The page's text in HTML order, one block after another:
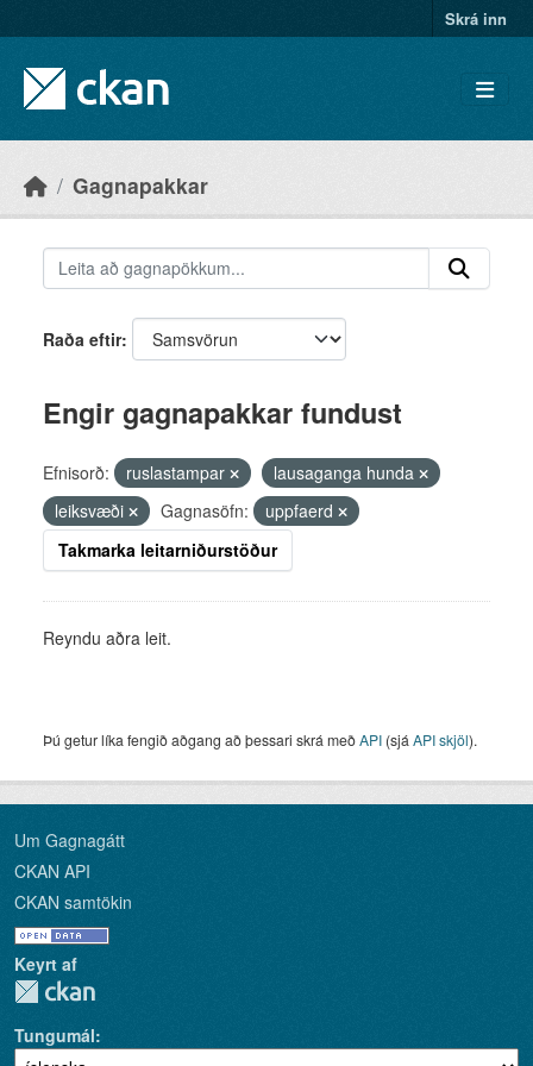
Skrá inn
Gagnapakkar
Raða eftir
Engir gagnapakkar fundust
Efnisorð: ruslastampar
lausaganga hunda
leiksvæði
Gagnasöfn:
uppfaerd
Takmarka leitarniðurstöður
Reyndu aðra leit.
Þú getur líka fengið aðgang að þessari skrá meðAPI (sjá API skjöl).
Um Gagnagátt
CKAN API
CKAN samtökin
Keyrt af
Tungumál